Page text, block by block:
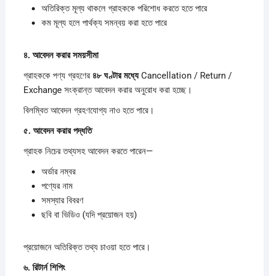
অতিরিক্ত মূল্য থাকলে গ্রাহককে পরিশোধ করতে হতে পারে
কম মূল্য হলে পার্থক্য সমন্বয় করা হতে পারে
৪. আবেদনকরারসময়সীমা
গ্রাহককে পণ্য গ্রহণের ৪৮ঘণ্টারমধ্যেCancellation / Return /
Exchange সংক্রান্ত আবেদন করার অনুরোধ করা হচ্ছে।
বিলম্বিত আবেদন গ্রহণযোগ্য নাও হতে পারে।
৫. আবেদনকরারপদ্ধতি
গ্রাহক নিচের তথ্যসহ আবেদন করতে পারেন—
অর্ডার নম্বর
পণ্যের নাম
সমস্যার বিবরণ
ছবি বা ভিডিও (যদি প্রয়োজন হয়)
প্রয়োজনে অতিরিক্ত তথ্য চাওয়া হতে পারে।
৬. রিটার্নশিপিং